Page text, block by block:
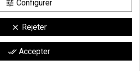
tune Configurer
clear Rejeter
done_all Accepter